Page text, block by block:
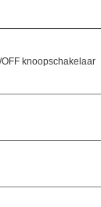
knoopschakelaar